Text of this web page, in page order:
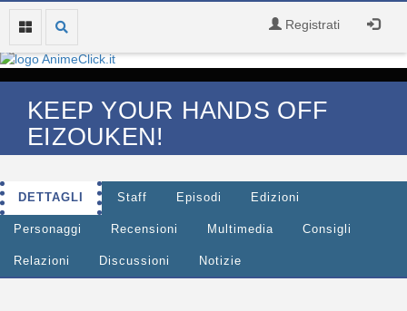
Registrati
KEEP YOUR HANDS OFF
EIZOUKEN!
DETTAGLI Staff Episodi Edizioni
Personaggi Recensioni Multimedia Consigli
Relazioni Discussioni Notizie